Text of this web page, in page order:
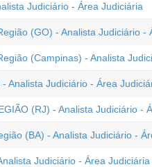
Judiciário - Área Judiciária
(GO) - Analista Judiciário -
(Campinas) - Analista
Analista Judiciário - Área
(RJ) - Analista Judiciário -
(BA) - Analista Judiciário -
Judiciário - Área Judiciária